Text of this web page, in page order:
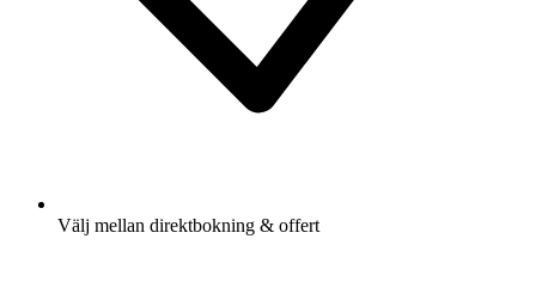
Välj mellan direktbokning & offert